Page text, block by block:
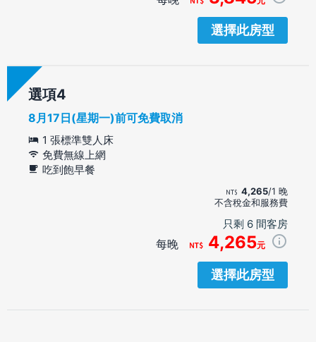
選擇此房型
選項
8月17日(星期一)前可免費取消
1 張標準雙人床
免費無線上網
吃到飽早餐
4,265/1 晚
不含稅金和服務費
只剩 6 間客房
每晚 4,265元
選擇此房型